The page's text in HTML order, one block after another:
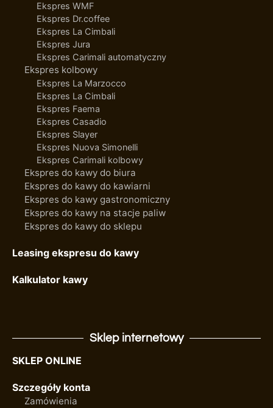
Ekspres WMF
Ekspres Dr.coffee
Ekspres La Cimbali
Ekspres Jura
Ekspres Carimali automatyczny
Ekspres kolbowy
Ekspres La Marzocco
Ekspres La Cimbali
Ekspres Faema
Ekspres Casadio
Ekspres Slayer
Ekspres Nuova Simonelli
Ekspres Carimali kolbowy
Ekspres do kawy do biura
Ekspres do kawy do kawiarni
Ekspres do kawy gastronomiczny
Ekspres do kawy na stacje paliw
Ekspres do kawy do sklepu
Leasing ekspresu do kawy
Kalkulator kawy
Sklep internetowy
SKLEP ONLINE
Szczegóły konta
Zamówienia